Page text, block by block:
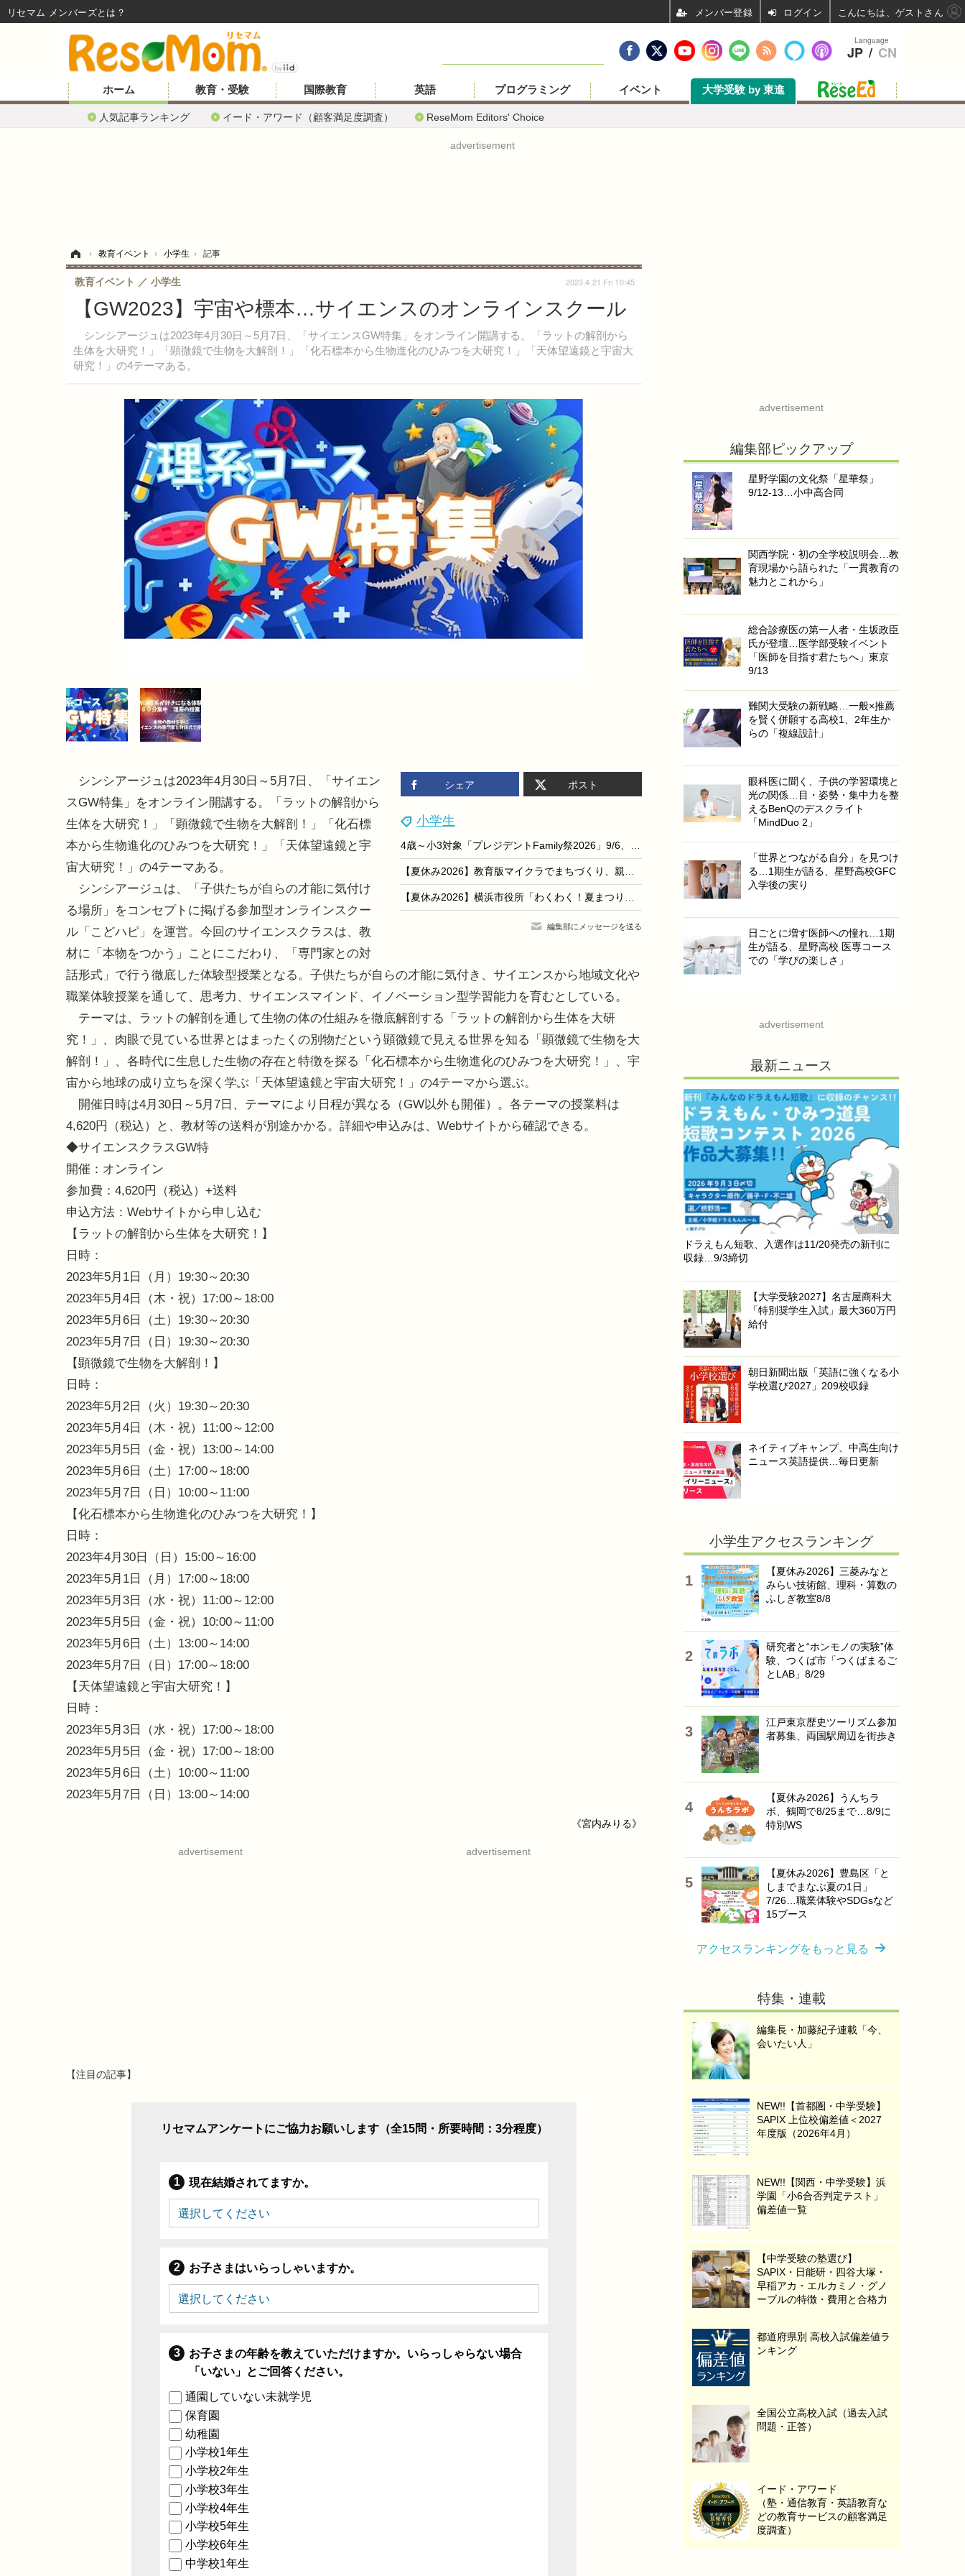
ホーム
人気記事ランキング イード・アワード（顧客満足度調査） ReseMom Editors' Choice
教育・受験 国際教育 英語 プログラミング イベント 大学受験 by 東進
advertisement
› 教育イベント › 小学生 › 記事
【GW2023】宇宙や標本…サイエンスのオンラインスクール
シンシアージュは2023年4月30日～5月7日、「サイエンスGW特集」をオンライン開講する。「ラットの解剖から
生体を大研究！」「顕微鏡で生物を大解剖！」「化石標本から生物進化のひみつを大研究！」「天体望遠鏡と宇宙大
研究！」の4テーマある。
教育イベント 小学生 2023.4.21 Fri 10:45
シェア ポスト
小学生
4歳～小3対象「プレジデントFamily祭2026」9/6、東大医療体験も
【夏休み2026】教育版マイクラでまちづくり、親子30組無料…嘉悦大8/24
【夏休み2026】横浜市役所「わくわく！夏まつり」おしりたんてい登場…8/15-16
編集部にメッセージを送る
シンシアージュは2023年4月30日～5月7日、「サイエン
スGW特集」をオンライン開講する。「ラットの解剖から
生体を大研究！」「顕微鏡で生物を大解剖！」「化石標
本から生物進化のひみつを大研究！」「天体望遠鏡と宇
宙大研究！」の4テーマある。
シンシアージュは、「子供たちが自らの才能に気付け
る場所」をコンセプトに掲げる参加型オンラインスクー
ル「こどハピ」を運営。今回のサイエンスクラスは、教
材に「本物をつかう」ことにこだわり、「専門家との対
話形式」で行う徹底した体験型授業となる。子供たちが自らの才能に気付き、サイエンスから地域文化や
職業体験授業を通して、思考力、サイエンスマインド、イノベーション型学習能力を育むとしている。
テーマは、ラットの解剖を通して生物の体の仕組みを徹底解剖する「ラットの解剖から生体を大研
究！」、肉眼で見ている世界とはまったくの別物だという顕微鏡で見える世界を知る「顕微鏡で生物を大
解剖！」、各時代に生息した生物の存在と特徴を探る「化石標本から生物進化のひみつを大研究！」、宇
宙から地球の成り立ちを深く学ぶ「天体望遠鏡と宇宙大研究！」の4テーマから選ぶ。
開催日時は4月30日～5月7日、テーマにより日程が異なる（GW以外も開催）。各テーマの授業料は
4,620円（税込）と、教材等の送料が別途かかる。詳細や申込みは、Webサイトから確認できる。
◆サイエンスクラスGW特
開催：オンライン
参加費：4,620円（税込）+送料
申込方法：Webサイトから申し込む
【ラットの解剖から生体を大研究！】
日時：
2023年5月1日（月）19:30～20:30
2023年5月4日（木・祝）17:00～18:00
2023年5月6日（土）19:30～20:30
2023年5月7日（日）19:30～20:30
【顕微鏡で生物を大解剖！】
日時：
2023年5月2日（火）19:30～20:30
2023年5月4日（木・祝）11:00～12:00
2023年5月5日（金・祝）13:00～14:00
2023年5月6日（土）17:00～18:00
2023年5月7日（日）10:00～11:00
【化石標本から生物進化のひみつを大研究！】
日時：
2023年4月30日（日）15:00～16:00
2023年5月1日（月）17:00～18:00
2023年5月3日（水・祝）11:00～12:00
2023年5月5日（金・祝）10:00～11:00
2023年5月6日（土）13:00～14:00
2023年5月7日（日）17:00～18:00
【天体望遠鏡と宇宙大研究！】
日時：
2023年5月3日（水・祝）17:00～18:00
2023年5月5日（金・祝）17:00～18:00
2023年5月6日（土）10:00～11:00
2023年5月7日（日）13:00～14:00
《宮内みりる》
advertisement advertisement
【注目の記事】
リセマムアンケートにご協力お願いします（全15問・所要時間：3分程度）
現在結婚されてますか。
お子さまはいらっしゃいますか。
お子さまの年齢を教えていただけますか。いらっしゃらない場合
「いない」とご回答ください。
通園していない未就学児
保育園
幼稚園
小学校1年生
小学校2年生
小学校3年生
小学校4年生
小学校5年生
小学校6年生
中学校1年生
advertisement
編集部ピックアップ
星野学園の文化祭「星華祭」
9/12-13…小中高合同
関西学院・初の全学校説明会…教
育現場から語られた「一貫教育の
魅力とこれから」
総合診療医の第一人者・生坂政臣
氏が登壇…医学部受験イベント
「医師を目指す君たちへ」東京
9/13
難関大受験の新戦略…一般×推薦
を賢く併願する高校1、2年生か
らの「複線設計」
眼科医に聞く、子供の学習環境と
光の関係…目・姿勢・集中力を整
えるBenQのデスクライト
「MindDuo 2」
「世界とつながる自分」を見つけ
る…1期生が語る、星野高校GFC
入学後の実り
日ごとに増す医師への憧れ…1期
生が語る、星野高校 医専コース
での「学びの楽しさ」
advertisement
最新ニュース
ドラえもん短歌、入選作は11/20発売の新刊に
収録…9/3締切
【大学受験2027】名古屋商科大
「特別奨学生入試」最大360万円
給付
朝日新聞出版「英語に強くなる小
学校選び2027」209校収録
ネイティブキャンプ、中高生向け
ニュース英語提供…毎日更新
小学生アクセスランキング
【夏休み2026】三菱みなと
みらい技術館、理科・算数の
ふしぎ教室8/8
研究者と“ホンモノの実験”体
験、つくば市「つくばまるご
とLAB」8/29
江戸東京歴史ツーリズム参加
者募集、両国駅周辺を街歩き
【夏休み2026】うんちラ
ボ、鶴岡で8/25まで…8/9に
特別WS
【夏休み2026】豊島区「と
しまでまなぶ夏の1日」
7/26…職業体験やSDGsなど
15ブース
アクセスランキングをもっと見る
特集・連載
編集長・加藤紀子連載「今、
会いたい人」
NEW!!【首都圏・中学受験】
SAPIX 上位校偏差値＜2027
年度版（2026年4月）
NEW!!【関西・中学受験】浜
学園「小6合否判定テスト」
偏差値一覧
【中学受験の塾選び】
SAPIX・日能研・四谷大塚・
早稲アカ・エルカミノ・グノ
ーブルの特徴・費用と合格力
都道府県別 高校入試偏差値ラ
ンキング
全国公立高校入試（過去入試
問題・正答）
イード・アワード
（塾・通信教育・英語教育な
どの教育サービスの顧客満足
度調査）
Language
JP / CN
リセマム メンバーズ ログイン こんにちは、ゲストさん